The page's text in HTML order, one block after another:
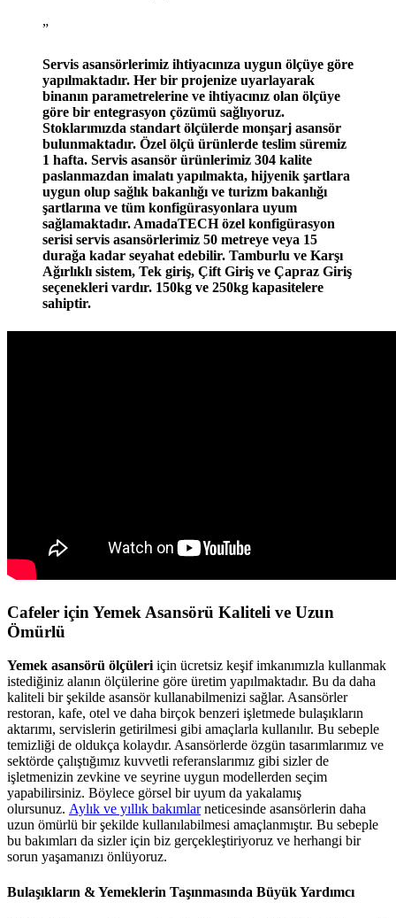
”
Servis asansörlerimiz ihtiyacınıza uygun ölçüye göre
yapılmaktadır. Her bir projenize uyarlayarak
binanın parametrelerine ve ihtiyacınız olan ölçüye
göre bir entegrasyon çözümü sağlıyoruz.
Stoklarımızda standart ölçülerde monşarj asansör
bulunmaktadır. Özel ölçü ürünlerde teslim süremiz
1 hafta. Servis asansör ürünlerimiz 304 kalite
paslanmazdan imalatı yapılmakta, hijyenik şartlara
uygun olup sağlık bakanlığı ve turizm bakanlığı
şartlarına ve tüm konfigürasyonlara uyum
sağlamaktadır. AmadaTECH özel konfigürasyon
serisi servis asansörlerimiz 50 metreye veya 15
durağa kadar seyahat edebilir. Tamburlu ve Karşı
Ağırlıklı sistem, Tek giriş, Çift Giriş ve Çapraz Giriş
seçenekleri vardır. 150kg ve 250kg kapasitelere
sahiptir.
Cafeler için Yemek Asansörü Kaliteli ve Uzun
Ömürlü
Yemek asansörü ölçüleri için ücretsiz keşif imkanımızla kullanmak
istediğiniz alanın ölçülerine göre üretim yapılmaktadır. Bu da daha
kaliteli bir şekilde asansör kullanabilmenizi sağlar. Asansörler
restoran, kafe, otel ve daha birçok benzeri işletmede bulaşıkların
aktarımı, servislerin getirilmesi gibi amaçlarla kullanılır. Bu sebeple
temizliği de oldukça kolaydır. Asansörlerde özgün tasarımlarımız ve
sektörde çalıştığımız kuvvetli referanslarımız gibi sizler de
işletmenizin zevkine ve seyrine uygun modellerden seçim
yapabilirsiniz. Böylece görsel bir uyum da yakalamış
olursunuz. Aylık ve yıllık bakımlarneticesinde asansörlerin daha
uzun ömürlü bir şekilde kullanılabilmesi amaçlanmıştır. Bu sebeple
bu bakımları da sizler için biz gerçekleştiriyoruz ve herhangi bir
sorun yaşamanızı önlüyoruz.
Bulaşıkların & Yemeklerin Taşınmasında Büyük Yardımcı